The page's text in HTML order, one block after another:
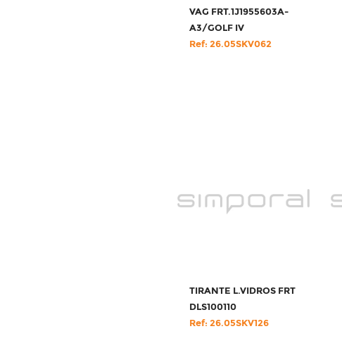
VAG FRT.1J1955603A-
A3/GOLF IV
Ref: 26.05SKV062
TIRANTE L.VIDROS FRT
DLS100110
Ref: 26.05SKV126